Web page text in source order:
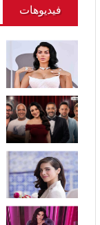
فيديوهات